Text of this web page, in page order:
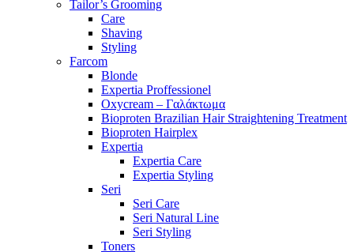
Tailor’s Grooming
Care
Shaving
Styling
Farcom
Blonde
Expertia Proffessionel
Oxycream – Γαλάκτωμα
Bioproten Brazilian Hair Straightening Treatment
Bioproten Hairplex
Expertia
Expertia Care
Expertia Styling
Seri
Seri Care
Seri Natural Line
Seri Styling
Toners